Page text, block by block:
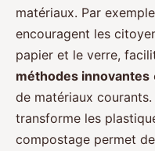
matériaux. Par
encouragent les
papier et le verre,
méthodes innovantes
de matériaux
transforme les
compostage permet